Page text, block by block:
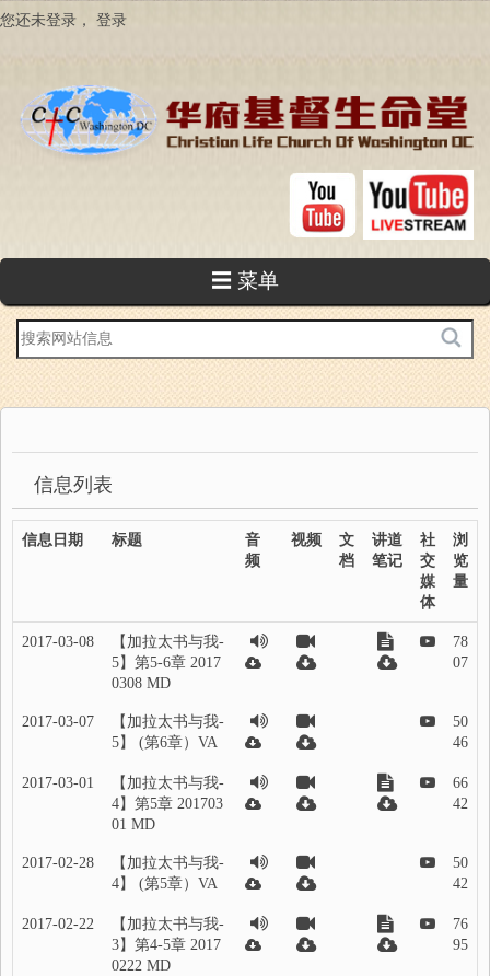
跳
您还未登录， 登录
☰ 菜单
站
内
搜
索
信息列表
信息日期 标题
音
频
视频
文
档
讲道
笔记
社
交
媒
体
浏
览
量
2017-03-08
【加拉太书与我-
5】第5-6章 2017
0308 MD
78
07
2017-03-07
【加拉太书与我-
5】 (第6章）VA
50
46
2017-03-01
【加拉太书与我-
4】第5章 201703
01 MD
66
42
2017-02-28
【加拉太书与我-
4】 (第5章）VA
50
42
2017-02-22
【加拉太书与我-
3】第4-5章 2017
0222 MD
76
95